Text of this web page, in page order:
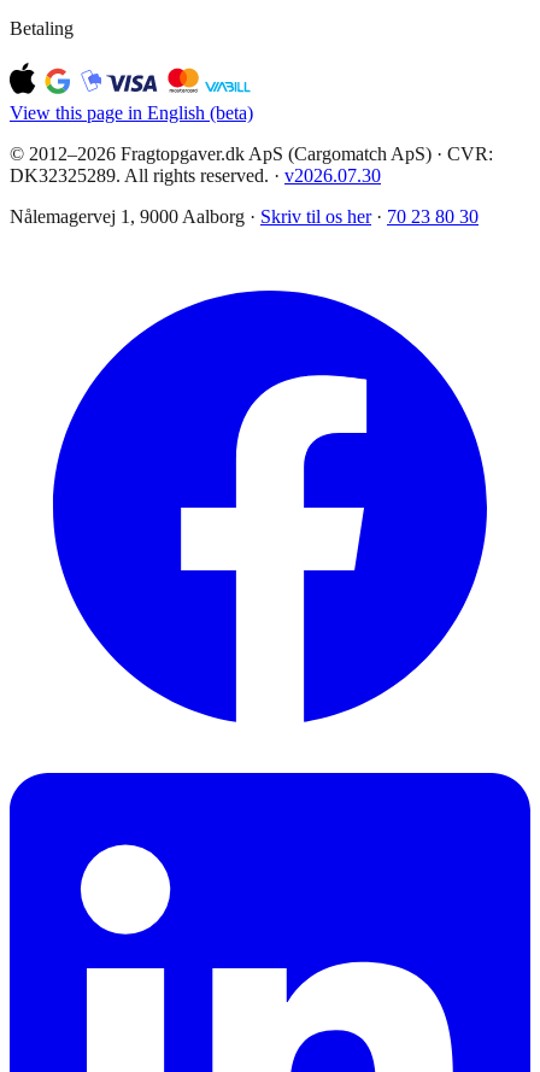
Betaling
View this page in English (beta)
© 2012–2026 Fragtopgaver.dk ApS (Cargomatch ApS) · CVR:
DK32325289. All rights reserved. · v2026.07.30
Nålemagervej 1, 9000 Aalborg · Skriv til os her · 70 23 80 30